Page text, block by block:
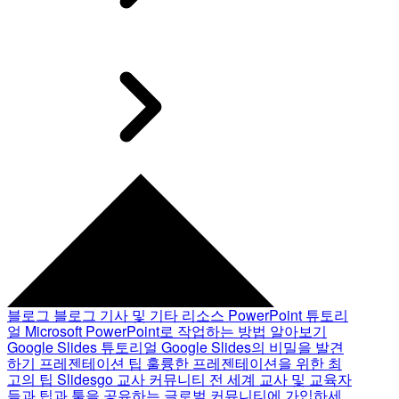
블로그 블로그 기사 및 기타 리소스 PowerPoint 튜토리
얼 Microsoft PowerPoint로 작업하는 방법 알아보기
Google Slides 튜토리얼 Google Slides의 비밀을 발견
하기 프레젠테이션 팁 훌륭한 프레젠테이션을 위한 최
고의 팁 Slidesgo 교사 커뮤니티 전 세계 교사 및 교육자